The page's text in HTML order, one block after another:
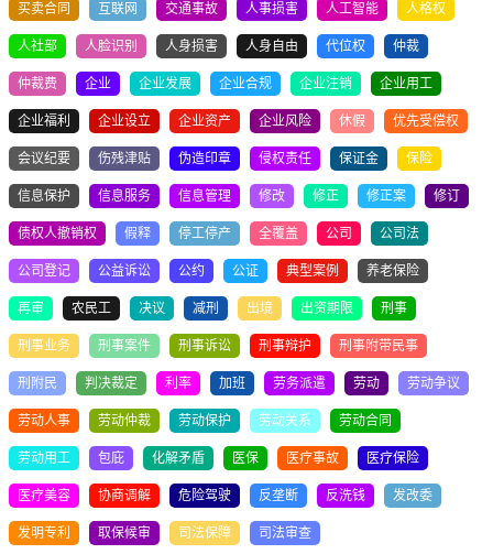
买卖合同 互联网 交通事故 人事损害 人工智能 人格权
人社部 人脸识别 人身损害 人身自由 代位权 仲裁
仲裁费 企业 企业发展 企业合规 企业注销 企业用工
企业福利 企业设立 企业资产 企业风险 休假 优先受偿权
会议纪要 伤残津贴 伪造印章 侵权责任 保证金 保险
信息保护 信息服务 信息管理 修改 修正 修正案 修订
债权人撤销权 假释 停工停产 全覆盖 公司 公司法
公司登记 公益诉讼 公约 公证 典型案例 养老保险
再审 农民工 决议 减刑 出境 出资期限 刑事
刑事业务 刑事案件 刑事诉讼 刑事辩护 刑事附带民事
刑附民 判决裁定 利率 加班 劳务派遣 劳动 劳动争议
劳动人事 劳动仲裁 劳动保护 劳动关系 劳动合同
劳动用工 包庇 化解矛盾 医保 医疗事故 医疗保险
医疗美容 协商调解 危险驾驶 反垄断 反洗钱 发改委
发明专利 取保候审 司法保障 司法审查